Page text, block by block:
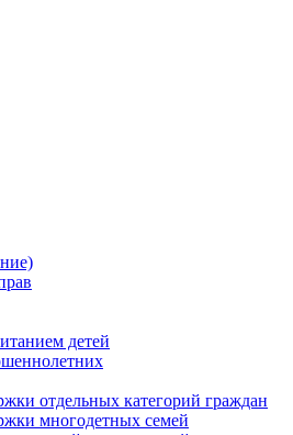
детей
отдельных категорий граждан
многодетных семей